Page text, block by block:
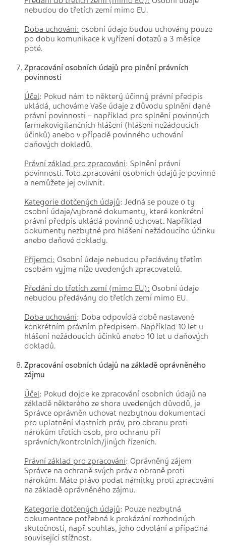
nebudou do třetích zemí mimo EU.
Doba uchování: osobní údaje budou uchovány pouze
po dobu komunikace k vyřízení dotazů a 3 měsíce
poté.
Zpracování osobních údajů pro plnění právních
povinností
Účel: Pokud nám to některý účinný právní předpis
ukládá, uchováme Vaše údaje z důvodu splnění dané
právní povinnosti – například pro splnění povinných
farmakovigilančních hlášení (hlášení nežádoucích
účinků) anebo v případě povinného uchování
daňových dokladů.
Právní základ pro zpracování: Splnění právní
povinnosti. Toto zpracování osobních údajů je povinné
a nemůžete jej ovlivnit.
Kategorie dotčených údajů: Jedná se pouze o ty
osobní údaje/vybrané dokumenty, které konkrétní
právní předpis ukládá povinně uchovat. Například
dokumenty nezbytné pro hlášení nežádoucího účinku
anebo daňové doklady.
Příjemci: Osobní údaje nebudou předávány třetím
osobám vyjma níže uvedených zpracovatelů.
Předání do třetích zemí (mimo EU): Osobní údaje
nebudou předávány do třetích zemí mimo EU.
Doba uchování: Doba odpovídá době nastavené
konkrétním právním předpisem. Například 10 let u
hlášení nežádoucích účinků anebo 10 let u daňových
dokladů.
Zpracování osobních údajů na základě oprávněného
zájmu
Účel: Pokud dojde ke zpracování osobních údajů na
základě některého ze shora uvedených důvodů, je
Správce oprávněn uchovat nezbytnou dokumentaci
pro uplatnění vlastních práv, pro obranu proti
nárokům třetích osob, pro ochranu při
správních/kontrolních/jiných řízeních.
Právní základ pro zpracování: Oprávněný zájem
Správce na ochraně svých práv a obraně proti
nárokům. Máte právo podat námitky proti zpracování
na základě oprávněného zájmu.
Kategorie dotčených údajů: Pouze nezbytná
dokumentace potřebná k prokázání rozhodných
skutečností, např. souhlas, jeho odvolání a případná
související stížnost.